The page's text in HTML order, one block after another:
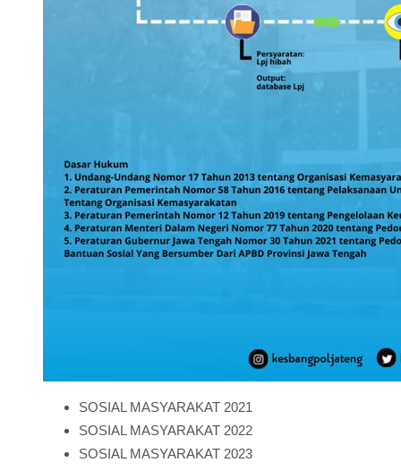
SOSIAL MASYARAKAT 2021
SOSIAL MASYARAKAT 2022
SOSIAL MASYARAKAT 2023